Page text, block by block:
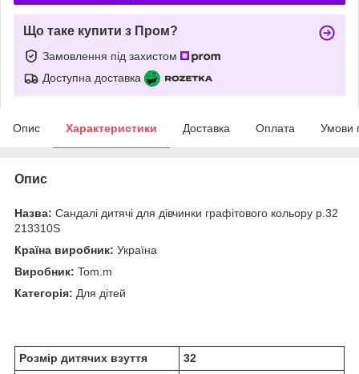
Що таке купити з Пром?
Замовлення під захистом
Доступна доставка
Опис Характеристики Доставка Оплата Умови
Опис
Назва: Сандалі дитячі для дівчинки графітового кольору р.32
213310S
Країна виробник: Україна
Виробник: Tom.m
Категорія: Для дітей
Розмір дитячих взуття
32